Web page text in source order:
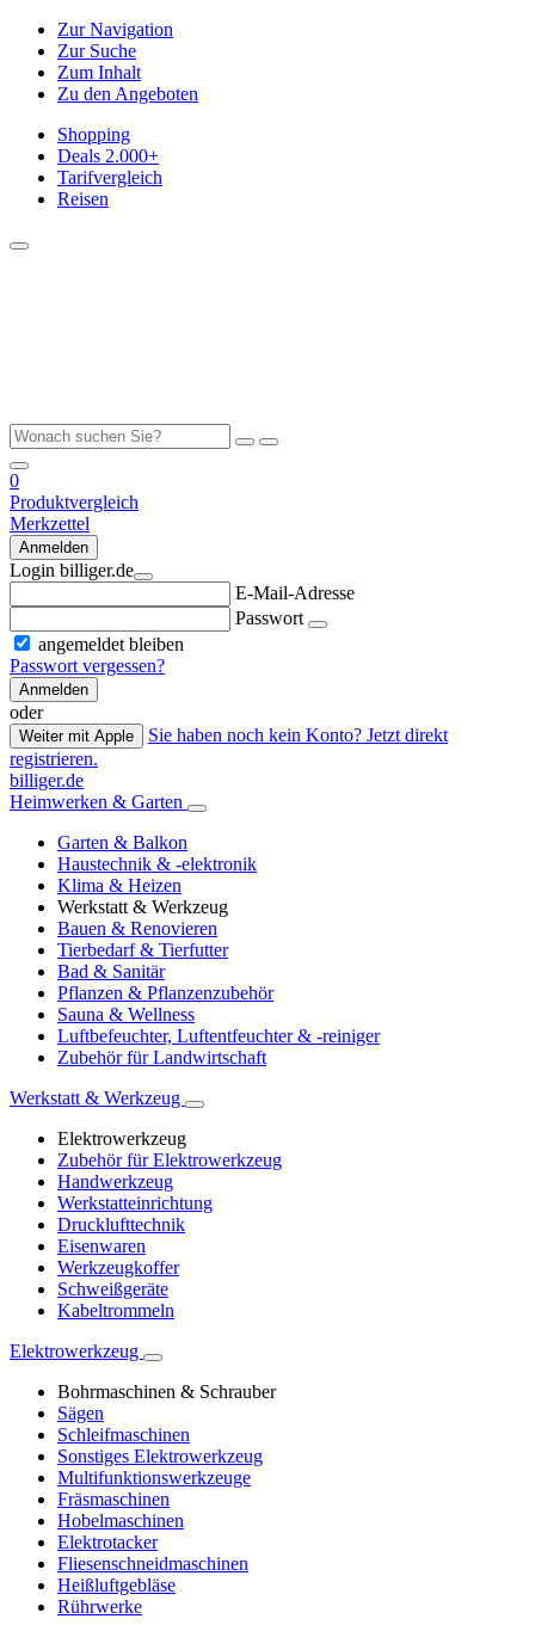
Zur Navigation
Zur Suche
Zum Inhalt
Zu den Angeboten
Shopping
Deals 2.000+
Tarifvergleich
Reisen
0
Produktvergleich
Merkzettel
Anmelden
Login billiger.de
E-Mail-Adresse
Passwort
angemeldet bleiben
Passwort vergessen?
Anmelden
oder
Weiter mit Apple
Sie haben noch kein Konto? Jetzt direkt
registrieren.
billiger.de
Heimwerken & Garten
Garten & Balkon
Haustechnik & -elektronik
Klima & Heizen
Werkstatt & Werkzeug
Bauen & Renovieren
Tierbedarf & Tierfutter
Bad & Sanitär
Pflanzen & Pflanzenzubehör
Sauna & Wellness
Luftbefeuchter, Luftentfeuchter & -reiniger
Zubehör für Landwirtschaft
Werkstatt & Werkzeug
Elektrowerkzeug
Zubehör für Elektrowerkzeug
Handwerkzeug
Werkstatteinrichtung
Drucklufttechnik
Eisenwaren
Werkzeugkoffer
Schweißgeräte
Kabeltrommeln
Elektrowerkzeug
Bohrmaschinen & Schrauber
Sägen
Schleifmaschinen
Sonstiges Elektrowerkzeug
Multifunktionswerkzeuge
Fräsmaschinen
Hobelmaschinen
Elektrotacker
Fliesenschneidmaschinen
Heißluftgebläse
Rührwerke